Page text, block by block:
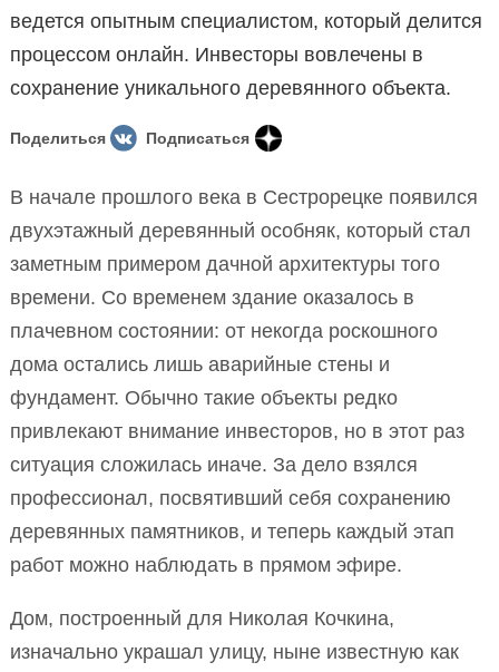
ведется опытным специалистом, который делится
процессом онлайн. Инвесторы вовлечены в
сохранение уникального деревянного объекта.
Поделиться Подписаться
В начале прошлого века в Сестрорецке появился
двухэтажный деревянный особняк, который стал
заметным примером дачной архитектуры того
времени. Со временем здание оказалось в
плачевном состоянии: от некогда роскошного
дома остались лишь аварийные стены и
фундамент. Обычно такие объекты редко
привлекают внимание инвесторов, но в этот раз
ситуация сложилась иначе. За дело взялся
профессионал, посвятивший себя сохранению
деревянных памятников, и теперь каждый этап
работ можно наблюдать в прямом эфире.
Дом, построенный для Николая Кочкина,
изначально украшал улицу, ныне известную как